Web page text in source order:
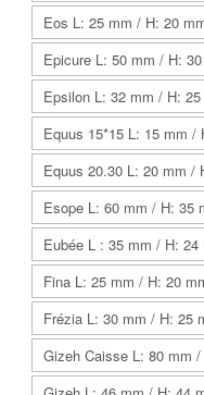
Eos L: 25 mm / H: 20
Epicure L: 50 mm / H:
Epsilon L: 32 mm / H: 25
Equus 15*15 L: 15 mm /
Equus 20.30 L: 20 mm /
Esope L: 60 mm / H: 35
Eubée L : 35 mm / H: 24
Fina L: 25 mm / H: 20
Frézia L: 30 mm / H: 25
Gizeh Caisse L: 80 mm